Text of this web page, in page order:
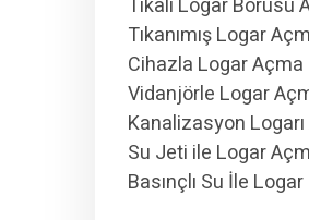
Tıkalı Logar Borusu
Tıkanımış Logar
Cihazla Logar Açma
Vidanjörle Logar
Kanalizasyon
Su Jeti ile Logar
Basınçlı Su İle